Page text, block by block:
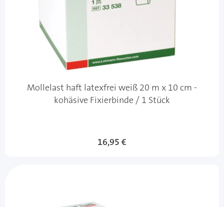
Mollelast haft latexfrei weiß 20 m x 10 cm -
kohäsive Fixierbinde / 1 Stück
16,95 €